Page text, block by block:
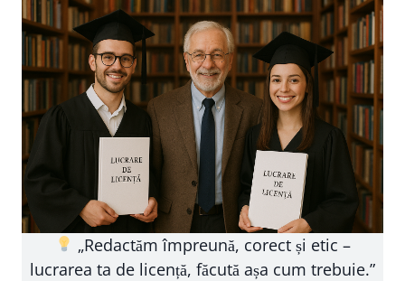
„Redactăm împreună, corect și etic –
lucrarea ta de licență, făcută așa cum trebuie.”